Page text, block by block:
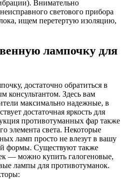
Внимательно
светового прибора
ищем перетертую изоляцию,
лампочку для
достаточно обратиться в
консультантом. Здесь вам
максимально надежные, в
достаточная яркость для
противотуманных фар также
элемента света. Некоторые
ламп просто не влезут в вашу
формы. Существуют также
— можно купить галогеновые,
лампы для противотуманок.